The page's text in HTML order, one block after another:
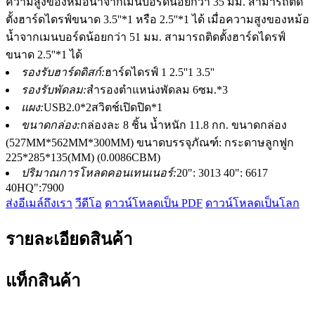
ตั้งฮาร์ดไดรฟ์ขนาด 3.5''*1 หรือ 2.5''*1 ได้ เมื่อความสูงของหม้อ
น้ำจากเมนบอร์ดน้อยกว่า 51 มม. สามารถติดตั้งฮาร์ดไดรฟ์
ขนาด 2.5''*1 ได้
รองรับฮาร์ดดิสก์:ฮาร์ดไดรฟ์ 1 2.5''1 3.5''
รองรับพัดลม:สำรองตำแหน่งพัดลม 6ซม.*3
แผง:USB2.0*2สวิตช์เปิดปิด*1
ขนาดกล่อง:กล่องละ 8 ชิ้น น้ำหนัก 11.8 กก. ขนาดกล่อง
(527MM*562MM*300MM) ขนาดบรรจุภัณฑ์: กระดาษลูกฟูก
225*285*135(MM) (0.0086CBM)
ปริมาณการโหลดคอนเทนเนอร์:20": 3013 40": 6617
40HQ":7900
ส่งอีเมล์ถึงเรา วีดีโอ ดาวน์โหลดเป็น PDF ดาวน์โหลดเป็นโลก
รายละเอียดสินค้า
แท็กสินค้า